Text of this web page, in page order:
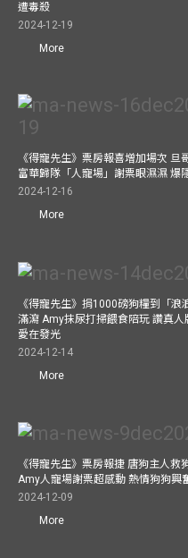
遭毒殺
2024-12-19
More
《得寵先生》票房報喜增加場次 旦
富華歸隊「人寵場」謝票眼濕濕 爆
2024-12-16
More
《得寵先生》捐1000磅狗糧到「浪
滿瀉 Amy抹尿打掃餵食陪玩 讚真人
愛在發光
2024-12-14
More
《得寵先生》票房報捷 唐狗主人救
Amy人寵場謝票超感動 熱情狗狗興
2024-12-09
More